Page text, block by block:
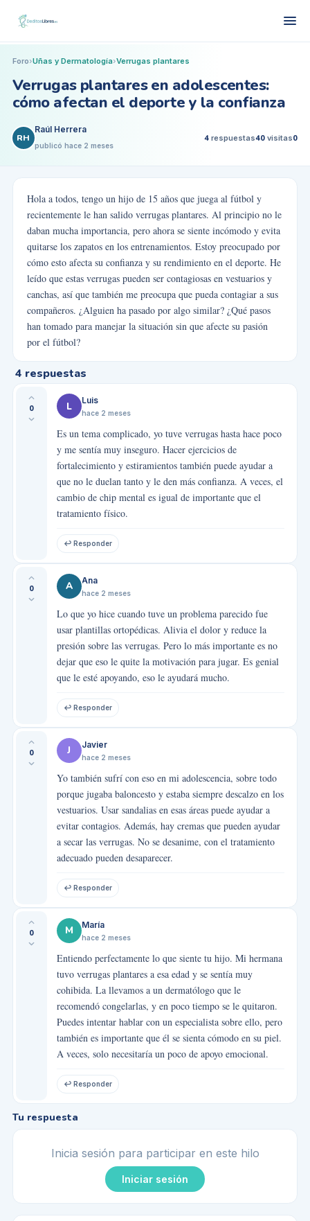
Foro›Uñas y Dermatología›Verrugas plantares
Verrugas plantares en adolescentes:
cómo afectan el deporte y la confianza
RH
Raúl Herrera
publicó hace 2 meses
4 respuestas40 visitas0
Hola a todos, tengo un hijo de 15 años que juega al fútbol y
recientemente le han salido verrugas plantares. Al principio no le
daban mucha importancia, pero ahora se siente incómodo y evita
quitarse los zapatos en los entrenamientos. Estoy preocupado por
cómo esto afecta su confianza y su rendimiento en el deporte. He
leído que estas verrugas pueden ser contagiosas en vestuarios y
canchas, así que también me preocupa que pueda contagiar a sus
compañeros. ¿Alguien ha pasado por algo similar? ¿Qué pasos
han tomado para manejar la situación sin que afecte su pasión
por el fútbol?
4 respuestas
0 L Luis
hace 2 meses
Es un tema complicado, yo tuve verrugas hasta hace poco
y me sentía muy inseguro. Hacer ejercicios de
fortalecimiento y estiramientos también puede ayudar a
que no le duelan tanto y le den más confianza. A veces, el
cambio de chip mental es igual de importante que el
tratamiento físico.
↩ Responder
0 A Ana
hace 2 meses
Lo que yo hice cuando tuve un problema parecido fue
usar plantillas ortopédicas. Alivia el dolor y reduce la
presión sobre las verrugas. Pero lo más importante es no
dejar que eso le quite la motivación para jugar. Es genial
que le esté apoyando, eso le ayudará mucho.
↩ Responder
0 J Javier
hace 2 meses
Yo también sufrí con eso en mi adolescencia, sobre todo
porque jugaba baloncesto y estaba siempre descalzo en los
vestuarios. Usar sandalias en esas áreas puede ayudar a
evitar contagios. Además, hay cremas que pueden ayudar
a secar las verrugas. No se desanime, con el tratamiento
adecuado pueden desaparecer.
↩ Responder
0 M María
hace 2 meses
Entiendo perfectamente lo que siente tu hijo. Mi hermana
tuvo verrugas plantares a esa edad y se sentía muy
cohibida. La llevamos a un dermatólogo que le
recomendó congelarlas, y en poco tiempo se le quitaron.
Puedes intentar hablar con un especialista sobre ello, pero
también es importante que él se sienta cómodo en su piel.
A veces, solo necesitaría un poco de apoyo emocional.
↩ Responder
Tu respuesta
Inicia sesión para participar en este hilo
Iniciar sesión